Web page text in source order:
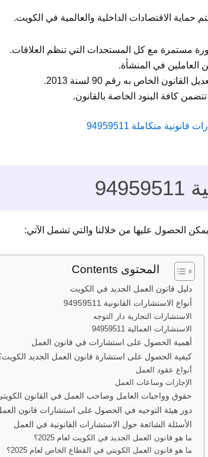
حماية الاقتصادات الداخلية والعالمية في الكويت.
مستمرة مع كل المستجدات التي تنظم العلاقات.
العاملين في المنشأة.
متكاملة 94959511
الحصول عليها من خلالنا والتي تشمل الآتي:
المحتوى Contents
دليل قانون العمل الجديد في الكويت
أنواع الاستشارات القانونية 94959511
الاستشارات التجارية دار التوجه
الاستشارات العمالية 94959511
أهمية الحصول على استشارات في قانون العمل
كيفية الحصول على استشارة قانون العمل الجديد
أنواع عقود العمل
الإجازات وساعات العمل
حقوق وواجبات العامل وصاحب العمل في القانون
دور هيئة التوجيه في الحصول على استشارات قانون
الأسئلة الشائعة حول الاستشارات القانونية في العمل
ما هو قانون العمل الجديد في الكويت لعام 2025؟
ما هو قانون العمل الكويتي في القطاع الخاص لعام 2025؟